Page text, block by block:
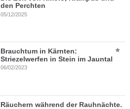
den Perchten
05/12/2025
Brauchtum in Kärnten:
Striezelwerfen in Stein im Jauntal
06/02/2023
Räuchern während der Rauhnächte.